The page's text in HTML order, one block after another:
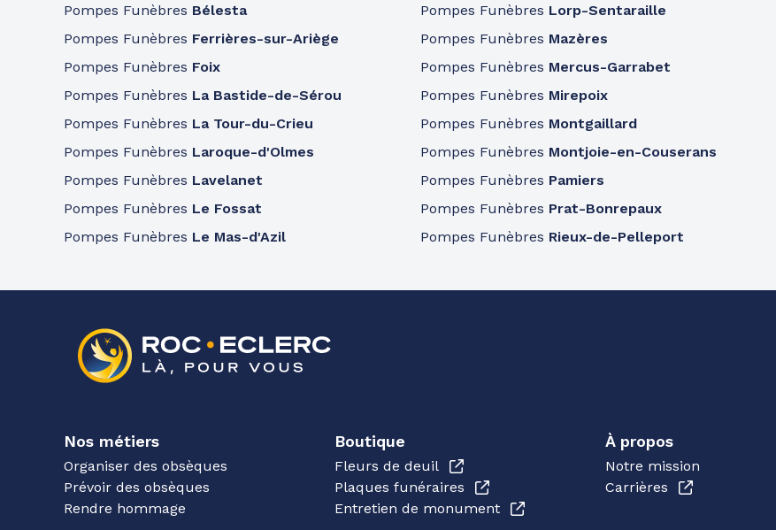
Pompes Funèbres Bélesta
Pompes Funèbres Ferrières-sur-Ariège
Pompes Funèbres Foix
Pompes Funèbres La Bastide-de-Sérou
Pompes Funèbres La Tour-du-Crieu
Pompes Funèbres Laroque-d'Olmes
Pompes Funèbres Lavelanet
Pompes Funèbres Le Fossat
Pompes Funèbres Le Mas-d'Azil
Pompes Funèbres Lorp-Sentaraille
Pompes Funèbres Mazères
Pompes Funèbres Mercus-Garrabet
Pompes Funèbres Mirepoix
Pompes Funèbres Montgaillard
Pompes Funèbres Montjoie-en-Couserans
Pompes Funèbres Pamiers
Pompes Funèbres Prat-Bonrepaux
Pompes Funèbres Rieux-de-Pelleport
Nos métiers
Organiser des obsèques
Prévoir des obsèques
Rendre hommage
Boutique
Fleurs de deuil
Plaques funéraires
Entretien de monument
À propos
Notre mission
Carrières